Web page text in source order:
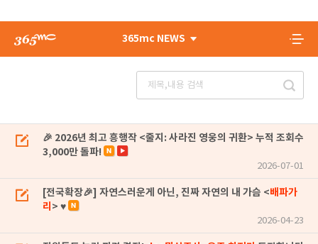
365mc NEWS
🎉 2026년 최고 흥행작 <줄지: 사라진 영웅의 귀환> 누적 조회수
3,000만 돌파!
2026-07-01
[전국확장🎉] 자연스러운게 아닌, 진짜 자연의 내 가슴 <배파가
리 > ♥
2026-04-23